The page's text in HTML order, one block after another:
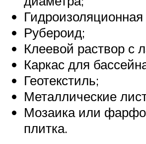
Гидроизоляционная
Рубероид;
Клеевой раствор с
Каркас для
Геотекстиль;
Металлические
Мозаика или
плитка.